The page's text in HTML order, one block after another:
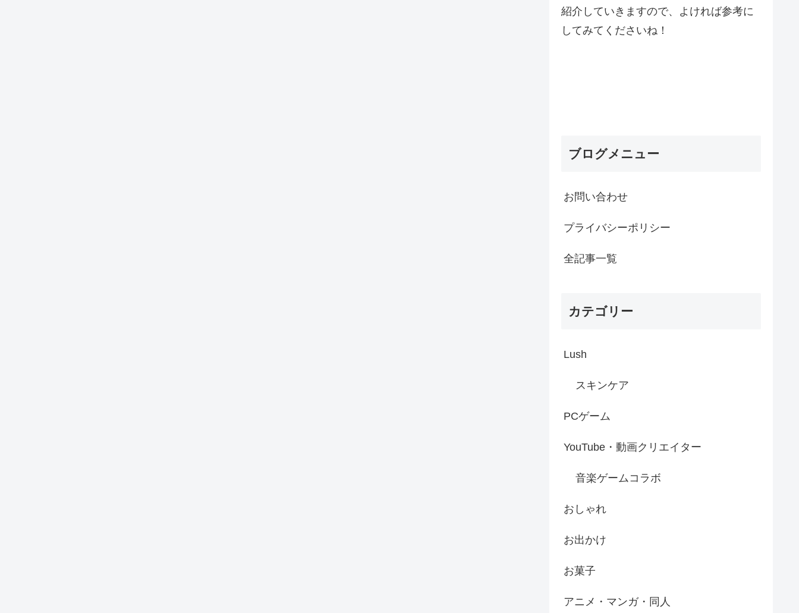
紹介していきますので、よければ参考に
してみてくださいね！
ブログメニュー
お問い合わせ
プライバシーポリシー
全記事一覧
カテゴリー
Lush
スキンケア
PCゲーム
YouTube・動画クリエイター
音楽ゲームコラボ
おしゃれ
お出かけ
お菓子
アニメ・マンガ・同人